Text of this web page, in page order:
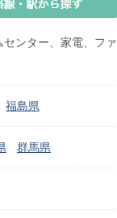
ンター、家電、ファ
福島県
群馬県